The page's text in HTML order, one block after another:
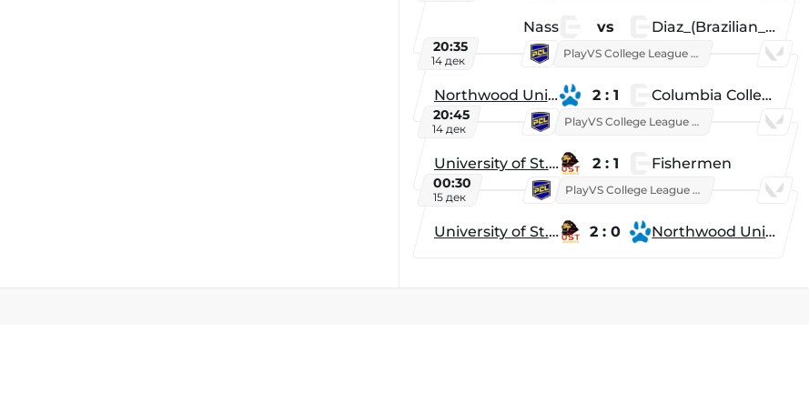
Nass vs Diaz_(Brazilian_Player)
20:35
14 дек
PlayVS College League 2025: Fall
Northwood University 2 : 1 Columbia College
20:45
14 дек
PlayVS College League 2025: Fall
University of St. Thomas 2 : 1 Fishermen
00:30
15 дек
PlayVS College League 2025: Fall
University of St. Thomas 2 : 0 Northwood University